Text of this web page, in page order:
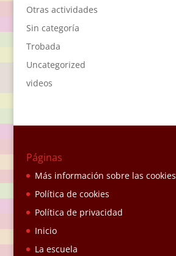
Otras actividades
Sin categoría
Trobada
Uncategorized
videos
Páginas
Más información sobre las cookies
Política de cookies
Política de privacidad
Inicio
La escuela